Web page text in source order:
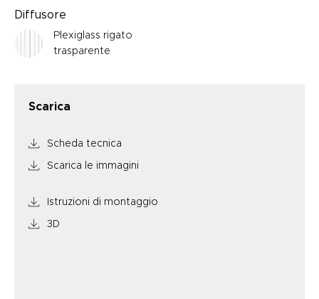
Diffusore
Plexiglass rigato
trasparente
Scarica
Scheda tecnica
Scarica le immagini
Istruzioni di montaggio
3D